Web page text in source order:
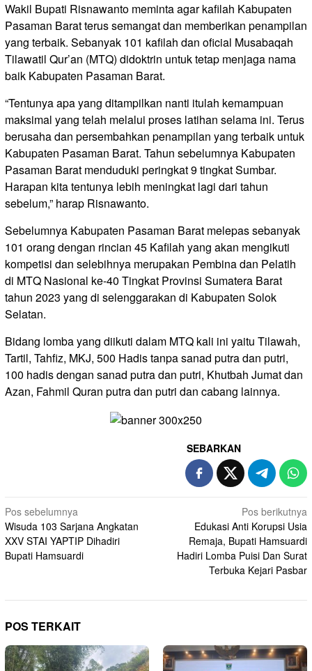
Wakil Bupati Risnawanto meminta agar kafilah Kabupaten
Pasaman Barat terus semangat dan memberikan penampilan
yang terbaik. Sebanyak 101 kafilah dan oficial Musabaqah
Tilawatil Qur’an (MTQ) didoktrin untuk tetap menjaga nama
baik Kabupaten Pasaman Barat.
“Tentunya apa yang ditampilkan nanti itulah kemampuan
maksimal yang telah melalui proses latihan selama ini. Terus
berusaha dan persembahkan penampilan yang terbaik untuk
Kabupaten Pasaman Barat. Tahun sebelumnya Kabupaten
Pasaman Barat menduduki peringkat 9 tingkat Sumbar.
Harapan kita tentunya lebih meningkat lagi dari tahun
sebelum,” harap Risnawanto.
Sebelumnya Kabupaten Pasaman Barat melepas sebanyak
101 orang dengan rincian 45 Kafilah yang akan mengikuti
kompetisi dan selebihnya merupakan Pembina dan Pelatih
di MTQ Nasional ke-40 Tingkat Provinsi Sumatera Barat
tahun 2023 yang di selenggarakan di Kabupaten Solok
Selatan.
Bidang lomba yang diikuti dalam MTQ kali ini yaitu Tilawah,
Tartil, Tahfiz, MKJ, 500 Hadis tanpa sanad putra dan putri,
100 hadis dengan sanad putra dan putri, Khutbah Jumat dan
Azan, Fahmil Quran putra dan putri dan cabang lainnya.
SEBARKAN
Navigasi
pos
Pos sebelumnya
Wisuda 103 Sarjana Angkatan
XXV STAI YAPTIP Dihadiri
Bupati Hamsuardi
Pos berikutnya
Edukasi Anti Korupsi Usia
Remaja, Bupati Hamsuardi
Hadiri Lomba Puisi Dan Surat
Terbuka Kejari Pasbar
POS TERKAIT